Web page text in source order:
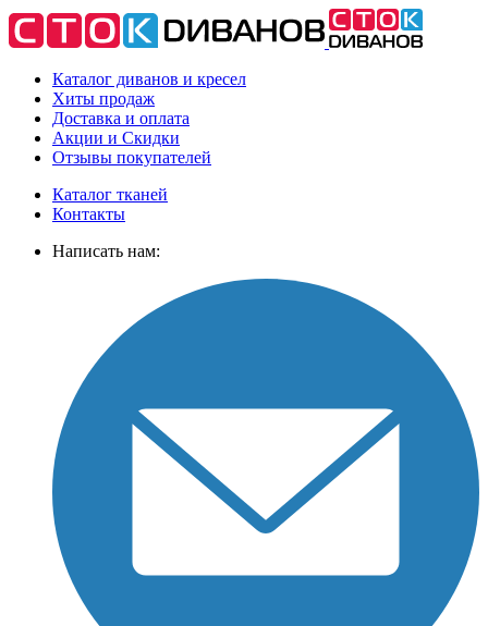
Каталог диванов и кресел
Хиты продаж
Доставка и оплата
Акции и Скидки
Отзывы покупателей
Каталог тканей
Контакты
Написать нам: